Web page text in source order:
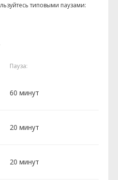
типовыми паузами:
Пауза:
60 минут
20 минут
20 минут